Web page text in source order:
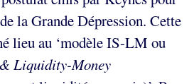
la Grande Dépression. Cette
lieu au ‘modèle IS-LM ou
Liquidity-Money